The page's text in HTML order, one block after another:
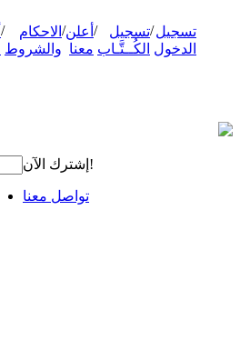
تسجيل
الدخول
/تسجيل
الكُــتَّـاب
/ أعلن
معنا
/ الاحكام
والشروط
/
إشترك الآن!
تواصل معنا